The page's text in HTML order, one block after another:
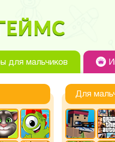
для мальчиков
Для